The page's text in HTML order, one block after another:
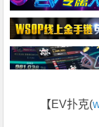
【EV扑克(